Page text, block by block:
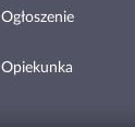
Ogłoszenie
Opiekunka